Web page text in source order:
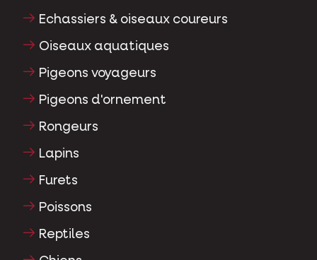
Echassiers & oiseaux coureurs
Oiseaux aquatiques
Pigeons voyageurs
Pigeons d'ornement
Rongeurs
Lapins
Furets
Poissons
Reptiles